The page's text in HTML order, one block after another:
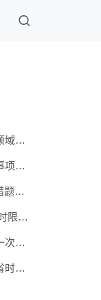
价格鉴证师如何参与网络虚拟财产估价？新兴领域前沿探索
税务师考试可以提前交卷吗？机考规则与注意事项全知道
CFA考试历年真题重复率高？科学刷题顺序与错题本技巧
CMA考试地点能更改吗？特殊情况申请流程与时限说明
税务师非财税专业成功上岸经验：从零基础到一次通关
税务师与中级会计师内容高度重合？联动备考省时又高效